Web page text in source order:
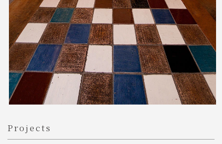
Projects